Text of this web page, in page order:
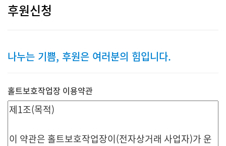
후원신청
나누는 기쁨, 후원은 여러분의 힘입니다.
홀트보호작업장 이용약관